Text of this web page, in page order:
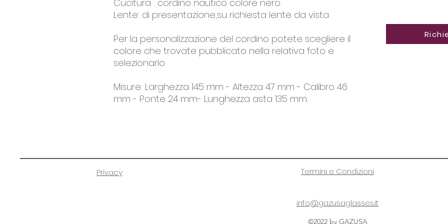
Cucitura : cordino nautico colore nero
Lente: di presentazione,su richiesta lente da vista
Per la personalizzazione del cordino potete scegliere il
colore che trovate pubblicato nella relativa foto e
selezionarlo
Misure: Larghezza 145 mm - Altezza 47 mm - Calibro 46
mm - Ponte 24 mm- Lunghezza asta 135 mm.
Privacy Termini e Condizioni
info@gazusaglasses.it
©2022 by GAZUSA